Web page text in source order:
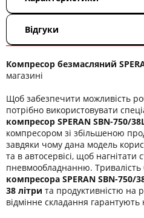
Відгуки
Компресор безмасляний
магазині
Щоб забезпечити можливість
потрібно використовувати
компресор SPERAN SBN-750/
компресором зі збільшеною
завдяки чому дана модель
та в автосервісі, щоб нагнітати
пневмообладнанню. Тривалість
компресора SPERAN SBN-750/
38 літри та продуктивністю на
відмінне складання